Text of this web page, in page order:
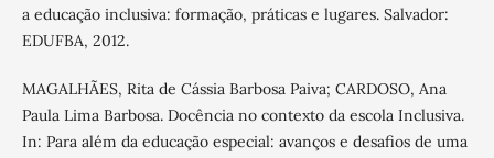
a educação inclusiva: formação, práticas e lugares. Salvador:
EDUFBA, 2012.
MAGALHÃES, Rita de Cássia Barbosa Paiva; CARDOSO, Ana
Paula Lima Barbosa. Docência no contexto da escola Inclusiva.
In: Para além da educação especial: avanços e desafios de uma